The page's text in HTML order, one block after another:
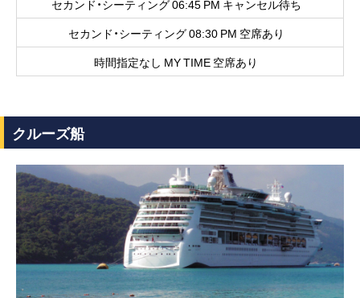
セカンド・シーティング 06:45 PM キャンセル待ち
セカンド・シーティング 08:30 PM 空席あり
時間指定なし MY TIME 空席あり
クルーズ船